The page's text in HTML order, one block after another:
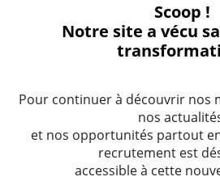
Scoop !
Notre site a vécu
Pour continuer à découvrir nos
nos
et nos opportunités partout
recrutement est
accessible à cette